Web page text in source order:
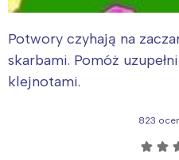
Potwory czyhają na
skarbami. Pomóż
klejnotami.
823
☆ ☆